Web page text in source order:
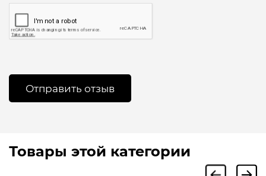
Товары этой категории